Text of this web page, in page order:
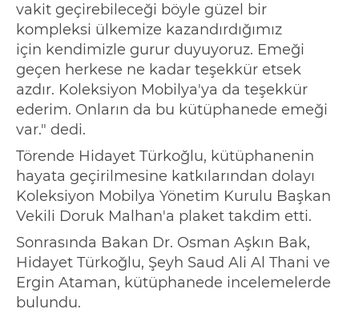
vakit geçirebileceği böyle güzel bir
kompleksi ülkemize kazandırdığımız
için kendimizle gurur duyuyoruz. Emeği
geçen herkese ne kadar teşekkür etsek
azdır. Koleksiyon Mobilya'ya da teşekkür
ederim. Onların da bu kütüphanede emeği
var." dedi.
Törende Hidayet Türkoğlu, kütüphanenin
hayata geçirilmesine katkılarından dolayı
Koleksiyon Mobilya Yönetim Kurulu Başkan
Vekili Doruk Malhan'a plaket takdim etti.
Sonrasında Bakan Dr. Osman Aşkın Bak,
Hidayet Türkoğlu, Şeyh Saud Ali Al Thani ve
Ergin Ataman, kütüphanede incelemelerde
bulundu.